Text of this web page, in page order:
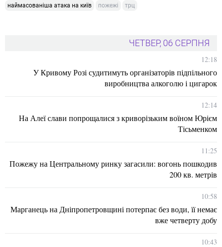
наймасованіша атака на київ
пожежі трц
ЧЕТВЕР, 06 СЕРПНЯ
12:18
У Кривому Розі судитимуть організаторів підпільного
виробництва алкоголю і цигарок
12:14
На Алеї слави попрощалися з криворізьким воїном Юрієм
Тісьменком
11:25
Пожежу на Центральному ринку загасили: вогонь пошкодив
200 кв. метрів
10:58
Марганець на Дніпропетровщині потерпає без води, її немає
вже четверту добу
10:43